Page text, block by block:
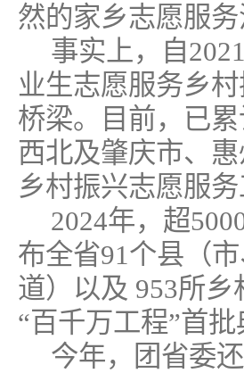
然的家乡志愿服
事实上，自
业生志愿服务乡
桥梁。目前，已
西北及肇庆市、
乡村振兴志愿服务
2024年，超
布全省91个县（
道）以及 953所
“百千万工程”首
今年，团省委